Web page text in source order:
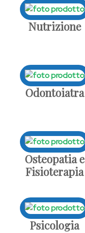
Nutrizione
Odontoiatra
Osteopatia e
Fisioterapia
Psicologia